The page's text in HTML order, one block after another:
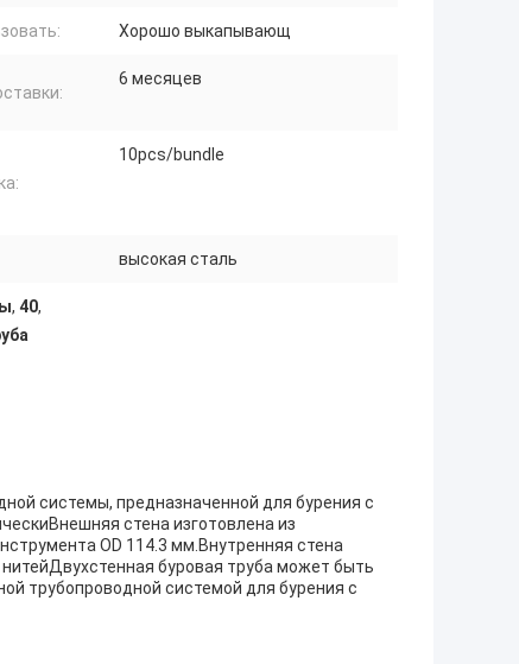
Хорошо выкапывающ
6 месяцев
10pcs/bundle
высокая сталь
, 40,
системы, предназначенной для бурения с
стена изготовлена из
OD 114.3 мм.Внутренняя стена
буровая труба может быть
трубопроводной системой для бурения с